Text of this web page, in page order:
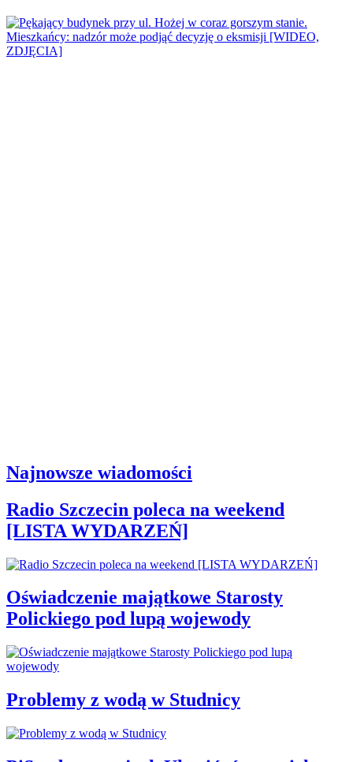
Najnowsze wiadomości
Radio Szczecin poleca na weekend
[LISTA WYDARZEŃ]
Oświadczenie majątkowe Starosty
Polickiego pod lupą wojewody
Problemy z wodą w Studnicy